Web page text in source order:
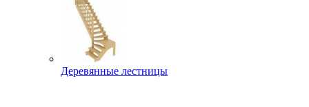
Деревянные лестницы